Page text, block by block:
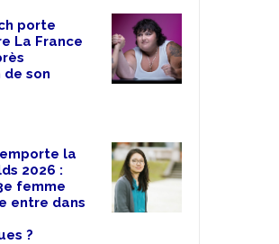
porte
La France
de son
la
2026 :
femme
entre dans
?